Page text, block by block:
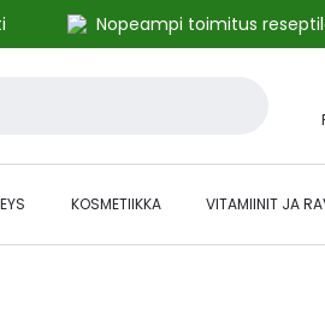
Nopeampi toimitus
KOSMETIIKKA VITAMIINIT JA